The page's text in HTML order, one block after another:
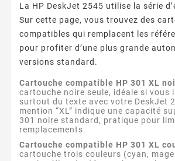
La HP DeskJet 2545 utilise la série
Sur cette page, vous trouvez des
compatibles qui remplacent les
pour profiter d’une plus grande
versions standard.
Cartouche compatible HP 301 XL
cartouche noire seule, idéale si vous
surtout du texte avec votre DeskJet
mention “XL” indique une capacité
301 noire standard, pratique pour
remplacements.
Cartouche compatible HP 301 XL
cartouche trois couleurs (cyan,